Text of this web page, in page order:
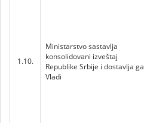
1.10.
Ministarstvo sastavlja
konsolidovani izveštaj
Republike Srbije i dostavlja ga
Vladi